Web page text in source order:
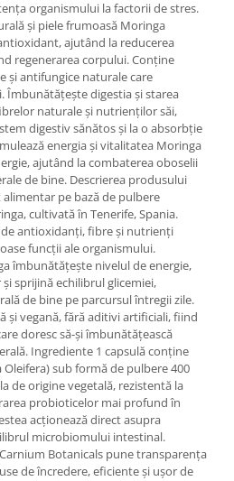
organismului la factorii de stres.
și piele frumoasă Moringa
ajutând la reducerea
regenerarea corpului. Conține
și antifungice naturale care
Îmbunătățește digestia și starea
naturale și nutrienților săi,
digestiv sănătos și la o absorbție
energia și vitalitatea Moringa
ajutând la combaterea oboselii
de bine. Descrierea produsului
pe bază de pulbere
cultivată în Tenerife, Spania.
antioxidanți, fibre și nutrienți
funcții ale organismului.
îmbunătățește nivelul de energie,
sprijină echilibrul glicemiei,
de bine pe parcursul întregii zile.
și vegană, fără aditivi artificiali, fiind
doresc să-și îmbunătățească
Ingrediente 1 capsulă conține
sub formă de pulbere 400
de origine vegetală, rezistentă la
probioticelor mai profund în
acționează direct asupra
microbiomului intestinal.
Botanicals pune transparența
de încredere, eficiente și ușor de